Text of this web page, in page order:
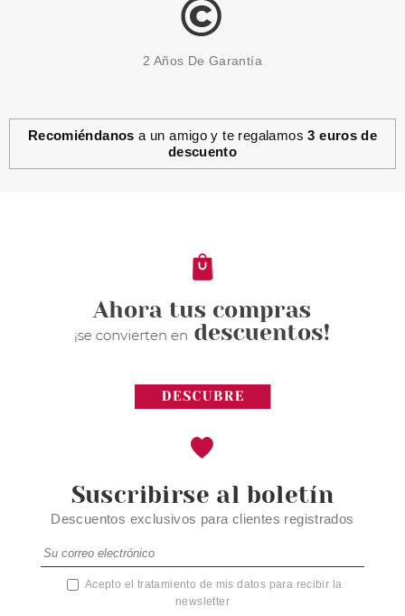
CLARINS
39.90€
2 Años De Garantía
Recomiéndanos a un amigo y te regalamos3 euros de
descuento
Suscribirse al boletín
Descuentos exclusivos para clientes registrados
Acepto el tratamiento de mis datos para recibir la
newsletter